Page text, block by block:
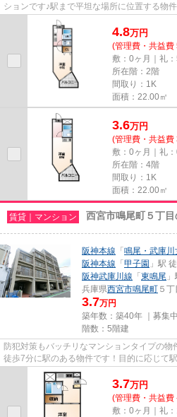
ションです♪駅まで平坦な場所に位置する物
立地です♪ご利用可能な駅が2...
4.8万円
(管理費・共益費
敷：0ヶ月｜礼
所在階：2階
間取り：1K
面積：22.00㎡
3.6万円
(管理費・共益費
敷：0ヶ月｜礼：
所在階：4階
間取り：1K
面積：22.00㎡
賃貸｜マンション 西宮市鳴尾町５丁
阪神本線 「 鳴尾・武庫川
阪神本線 「 甲子園 」駅
阪神武庫川線 「 東鳴尾
兵庫県西宮市鳴尾町 ５丁
3.7万円
築年数：築40年 ｜募集中
階数：5階建
防犯対策もバッチリなマンションタイプの物
徒歩7分に駅のある物件です！目的に応じて
の物件のメリットです！平坦...
3.7万円
(管理費・共益費
敷：0ヶ月｜礼：